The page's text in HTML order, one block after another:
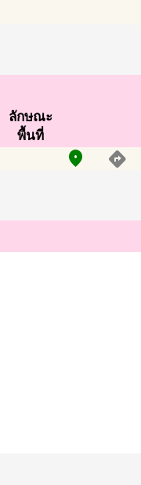
ลักษณะ
พื้นที่
place directions